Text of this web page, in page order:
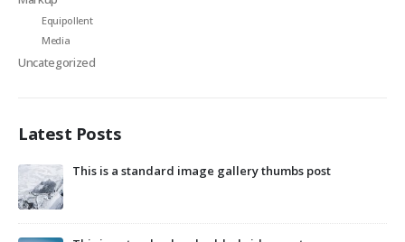
Equipollent
Media
Uncategorized
Latest Posts
This is a standard image gallery thumbs post